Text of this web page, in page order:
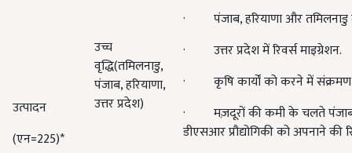
उत्पादन
(एन=225)*
उच्च
वृद्धि(तमिलनाडु,
पंजाब, हरियाणा,
उत्तर प्रदेश)
· पंजाब, हरियाणा और तमिलनाडु
· उत्तर प्रदेश में रिवर्स माइग्रेशन.
· कृषि कार्यों को करने में संक्रमण
· मज़दूरों की कमी के चलते पंजाब
डीएसआर प्रौद्योगिकी को अपनाने की